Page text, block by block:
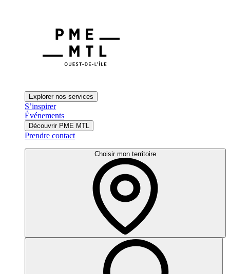
Explorer nos services
S’inspirer
Événements
Découvrir PME MTL
Prendre contact
Choisir mon territoire